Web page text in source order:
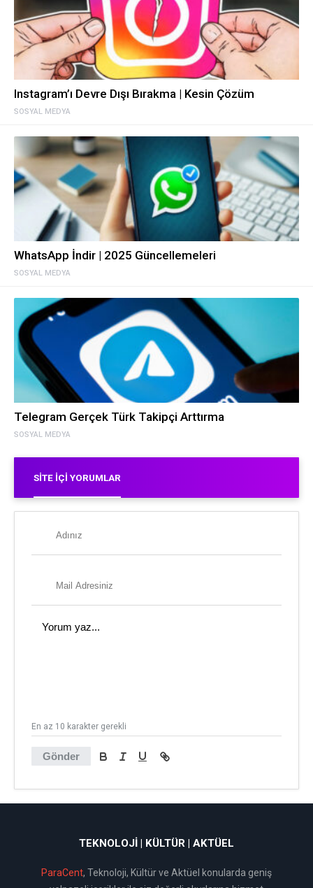
SOSYAL MEDYA
Instagram’ı Devre Dışı Bırakma | Kesin Çözüm
SOSYAL MEDYA
WhatsApp İndir | 2025 Güncellemeleri
SOSYAL MEDYA
Telegram Gerçek Türk Takipçi Arttırma
SITE İÇI YORUMLAR
Gönder
En az 10 karakter gerekli
TEKNOLOJI | KÜLTÜR | AKTÜEL
ParaCent, Teknoloji, Kültür ve Aktüel konularda geniş